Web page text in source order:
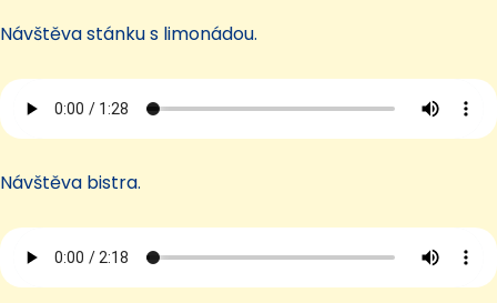
Návštěva stánku s limonádou.
Návštěva bistra.